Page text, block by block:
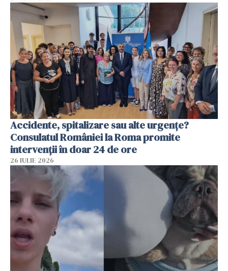
Accidente, spitalizare sau alte urgențe?
Consulatul României la Roma promite
intervenții în doar 24 de ore
26 IULIE 2026